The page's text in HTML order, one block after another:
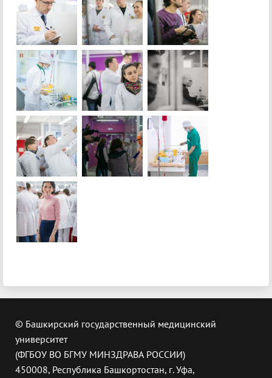
© Башкирский государственный медицинский
университет
(ФГБОУ ВО БГМУ МИНЗДРАВА РОССИИ)
450008, Республика Башкортостан, г. Уфа,